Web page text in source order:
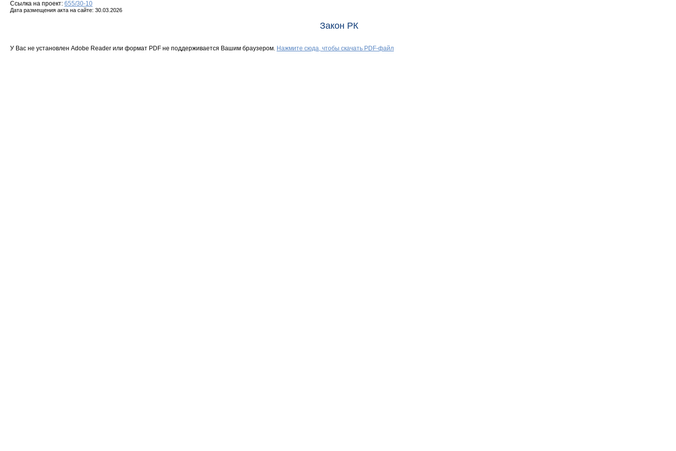
Ссылка на проект: 655/30-10
Дата размещения акта на сайте: 30.03.2026
Закон РК
У Вас не установлен Adobe Reader или формат PDF не поддерживается Вашим браузером. Нажмите сюда, чтобы скачать PDF-файл